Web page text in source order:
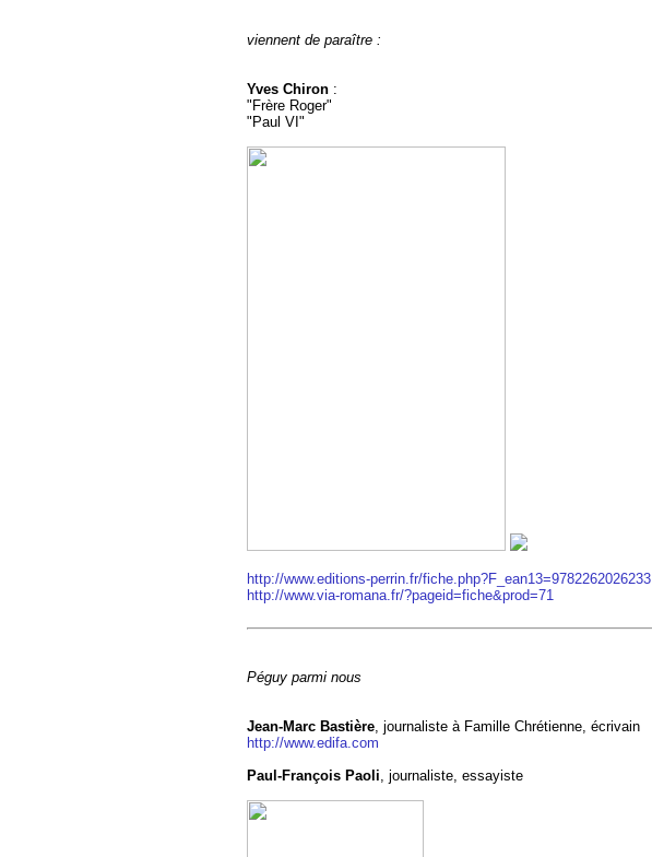
viennent de paraître :
Yves Chiron :
"Frère Roger"
"Paul VI"
http://www.editions-perrin.fr/fiche.php?F_ean13=9782262026233
http://www.via-romana.fr/?pageid=fiche&prod=71
Péguy parmi nous
Jean-Marc Bastière, journaliste à Famille Chrétienne, écrivain
http://www.edifa.com
Paul-François Paoli, journaliste, essayiste